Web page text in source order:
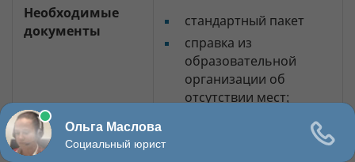
Необходимые
документы
стандартный пакет
справка из
образовательной
организации об
отсутствии мест;
медицинская справка